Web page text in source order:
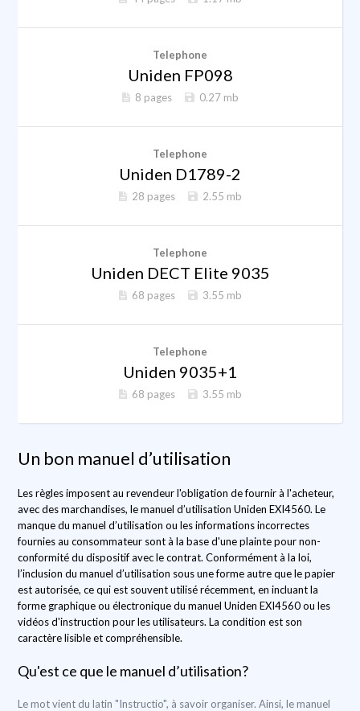
Telephone
Uniden FP098
8 pages 0.27 mb
Telephone
Uniden D1789-2
28 pages 2.55 mb
Telephone
Uniden DECT Elite 9035
68 pages 3.55 mb
Telephone
Uniden 9035+1
68 pages 3.55 mb
Un bon manuel d’utilisation
Les règles imposent au revendeur l'obligation de fournir à l'acheteur,
avec des marchandises, le manuel d’utilisation Uniden EXI4560. Le
manque du manuel d’utilisation ou les informations incorrectes
fournies au consommateur sont à la base d'une plainte pour non-
conformité du dispositif avec le contrat. Conformément à la loi,
l’inclusion du manuel d’utilisation sous une forme autre que le papier
est autorisée, ce qui est souvent utilisé récemment, en incluant la
forme graphique ou électronique du manuel Uniden EXI4560 ou les
vidéos d'instruction pour les utilisateurs. La condition est son
caractère lisible et compréhensible.
Qu'est ce que le manuel d’utilisation?
Le mot vient du latin "Instructio", à savoir organiser. Ainsi, le manuel